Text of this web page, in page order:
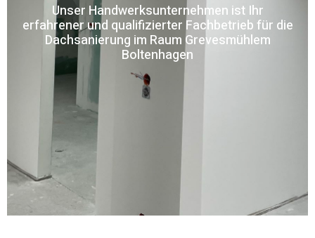
Unser Handwerksunternehmen ist Ihr
erfahrener und qualifizierter Fachbetrieb für die
Dachsanierung im Raum Grevesmühlem
Boltenhagen